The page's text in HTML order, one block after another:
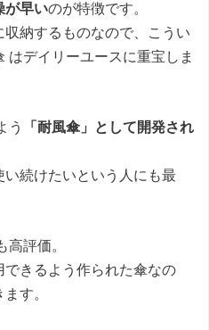
が早いのが特徴です。
納するものなので、こうい
はデイリーユースに重宝しま
う
「耐風傘」として開発され
続けたいという人にも最
高評価。
きるよう作られた傘なの
す。